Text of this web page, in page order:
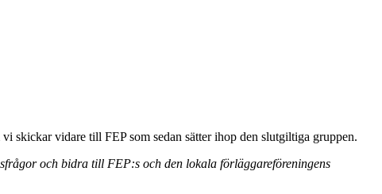
skickar vidare till FEP som sedan sätter ihop den slutgiltiga gruppen.
och bidra till FEP:s och den lokala förläggareföreningens